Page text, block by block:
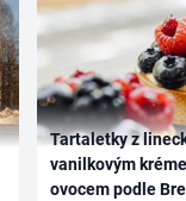
Tartaletky z
vanilkovým
ovocem podle